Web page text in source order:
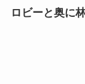
ロビーと奥に